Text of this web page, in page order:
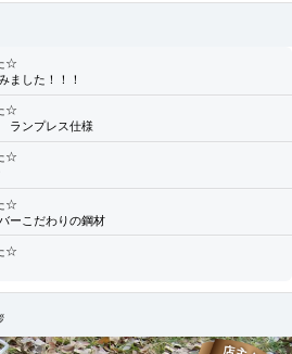
☆
ました！！！
☆
ランプレス仕様
☆
☆
ーこだわりの鋼材
☆